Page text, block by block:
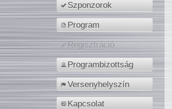
Szponzorok
Program
Regisztráció
Programbizottság
Versenyhelyszín
Kapcsolat